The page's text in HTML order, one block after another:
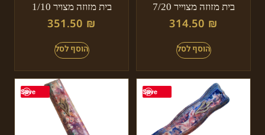
בית מזוזה מצוייר 7/20
314.50 ₪
בית מזוזה מצויר 1/10
351.50 ₪
Save
Save